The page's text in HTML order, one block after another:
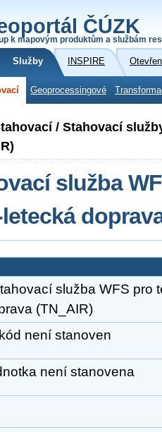
ČÚZK
k mapovým produktům a službám
Služby INSPIRE
Geoprocessingové
/ Stahovací
služba
služba WFS pro
(TN_AIR)
není stanoven
není stanovena